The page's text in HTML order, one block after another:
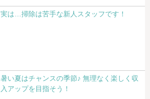
実は…掃除は苦手な新人スタッフです！
暑い夏はチャンスの季節♪ 無理なく楽しく収
入アップを目指そう！